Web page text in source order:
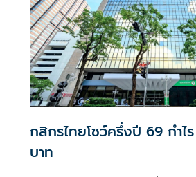
กสิกรไทยโชว์ครึ่งปี 69 กำไ
บาท